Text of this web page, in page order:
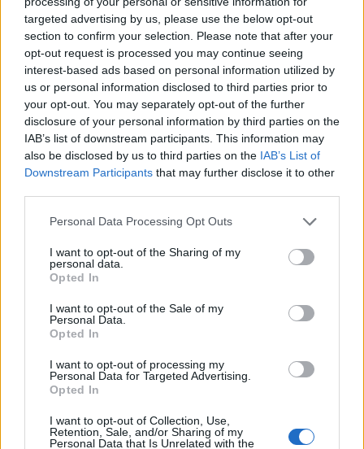
targeted advertising by us, please use the below opt-out
section to confirm your selection. Please note that after your
opt-out request is processed you may continue seeing
interest-based ads based on personal information utilized by
us or personal information disclosed to third parties prior to
your opt-out. You may separately opt-out of the further
disclosure of your personal information by third parties on the
IAB’s list of downstream participants. This information may
also be disclosed by us to third parties on the IAB’s List of
Downstream Participants that may further disclose it to other
Please note that this website/app uses one or more Google
not limited to your visit or usage behaviour. You may click to
grant or deny consent to Google and its third-party tags to
use your data for below specified purposes in below Google
consent section.
Personal Data Processing Opt Outs
I want to opt-out of the Sharing of my
personal data.
Opted In
I want to opt-out of the Sale of my
Personal Data.
Opted In
I want to opt-out of processing my
Personal Data for Targeted Advertising.
Opted In
I want to opt-out of Collection, Use,
Retention, Sale, and/or Sharing of my
Personal Data that Is Unrelated with the
με τη Vodafone!
Αρθρογραφος:r p
Ημ/νια Έκδοσης:
14/05/2024
Κατηγορίες: Προσκοπική Ζωή,Περιβάλλον
Φέτος σπάσαμε κάθε προηγούμενο ρεκόρ και
αξίζουν πολλά συγχαρητήρια σε όλους τους
συμμετέχοντες
Συνολικά πάνω από 119.400 τεμάχια προς